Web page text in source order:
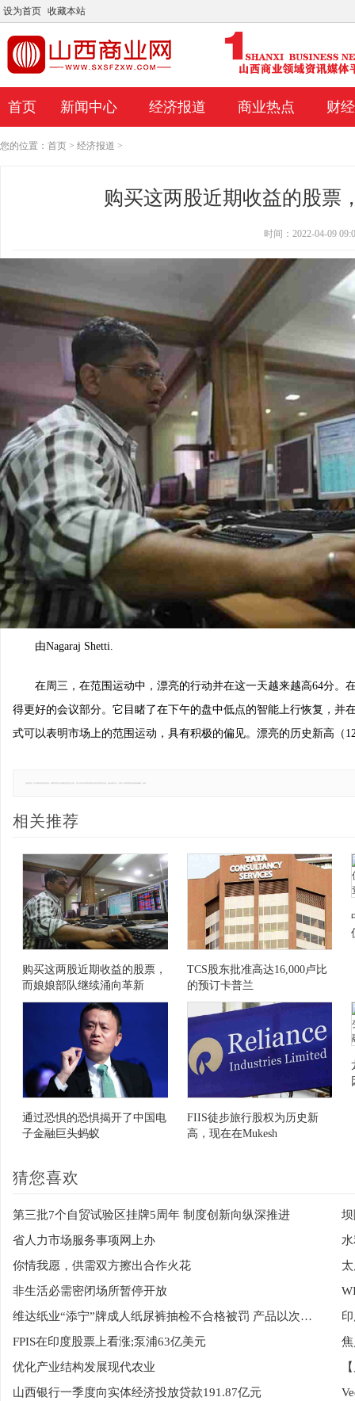
设为首页 收藏本站
首页 新闻中心 经济报道 商业热点 财
您的位置： 首页 > 经济报道 >
购买这两股近期收益的股票
时间：2022-04-09
由Nagaraj Shetti.
在周三，在范围运动中，漂亮的行动并在这一天越来越高64分
得更好的会议部分。它目睹了在下午的盘中低点的智能上行恢复，
式可以表明市场上的范围运动，具有积极的偏见。漂亮的历史新高（
免责声明：本文版权归原作者所有，转载文章仅为传播更多信息之目的，并不代表本站赞同其观点和对其真实性负责。如有侵权行为，请第一时间联系我们修改或删除，多谢。
相关推荐
购买这两股近期收益的股票，
而娘娘部队继续涌向革新
TCS股东批准高达16,000卢比
的预订卡普兰
通过恐惧的恐惧揭开了中国电
子金融巨头蚂蚁
FIIS徒步旅行股权为历史新
高，现在在Mukesh
猜您喜欢
第三批7个自贸试验区挂牌5周年 制度创新向纵深推进
省人力市场服务事项网上办
你情我愿，供需双方擦出合作火花
非生活必需密闭场所暂停开放
维达纸业“添宁”牌成人纸尿裤抽检不合格被罚 产品以次充好“水分”超标
FPIS在印度股票上看涨;泵浦63亿美元
优化产业结构发展现代农业
山西银行一季度向实体经济投放贷款191.87亿元
长期购买的房屋建筑商 陆军工程兵团撤回
Starship设施的申请